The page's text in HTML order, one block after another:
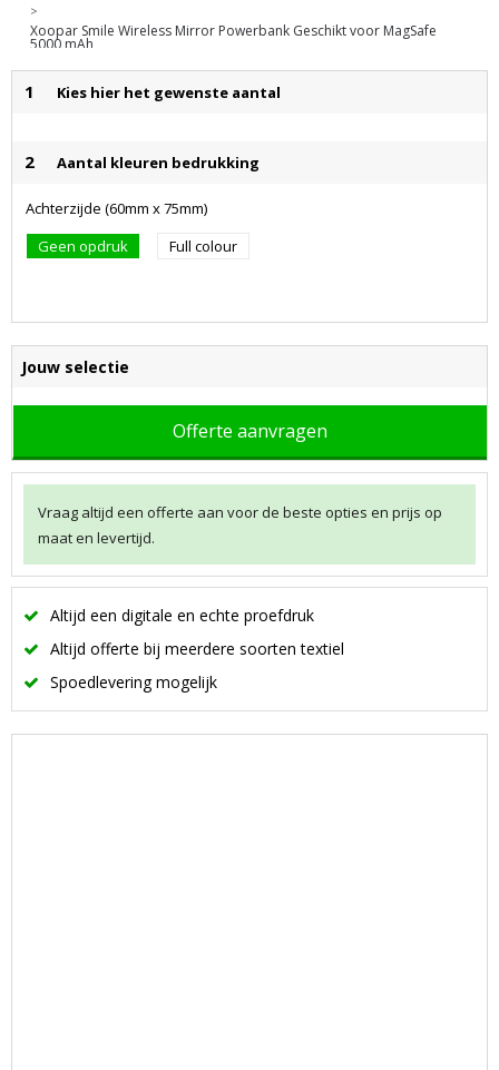
>
Xoopar Smile Wireless Mirror Powerbank Geschikt voor MagSafe
5000 mAh
1 Kies hier het gewenste aantal
2 Aantal kleuren bedrukking
Achterzijde (60mm x 75mm)
Geen opdruk
Full colour
Jouw selectie
Offerte aanvragen
Vraag altijd een offerte aan voor de beste opties en prijs op
maat en levertijd.
Altijd een digitale en echte proefdruk
Altijd offerte bij meerdere soorten textiel
Spoedlevering mogelijk